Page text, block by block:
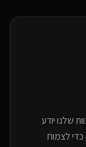
שלנו יודע
כדי לצמוח